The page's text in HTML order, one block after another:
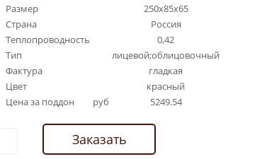
Размер
250x85x65
Страна
Россия
Теплопроводность
0,42
Тип
лицевой;облицовочный
Фактура
гладкая
Цвет
красный
Цена за поддон
руб 5249.54